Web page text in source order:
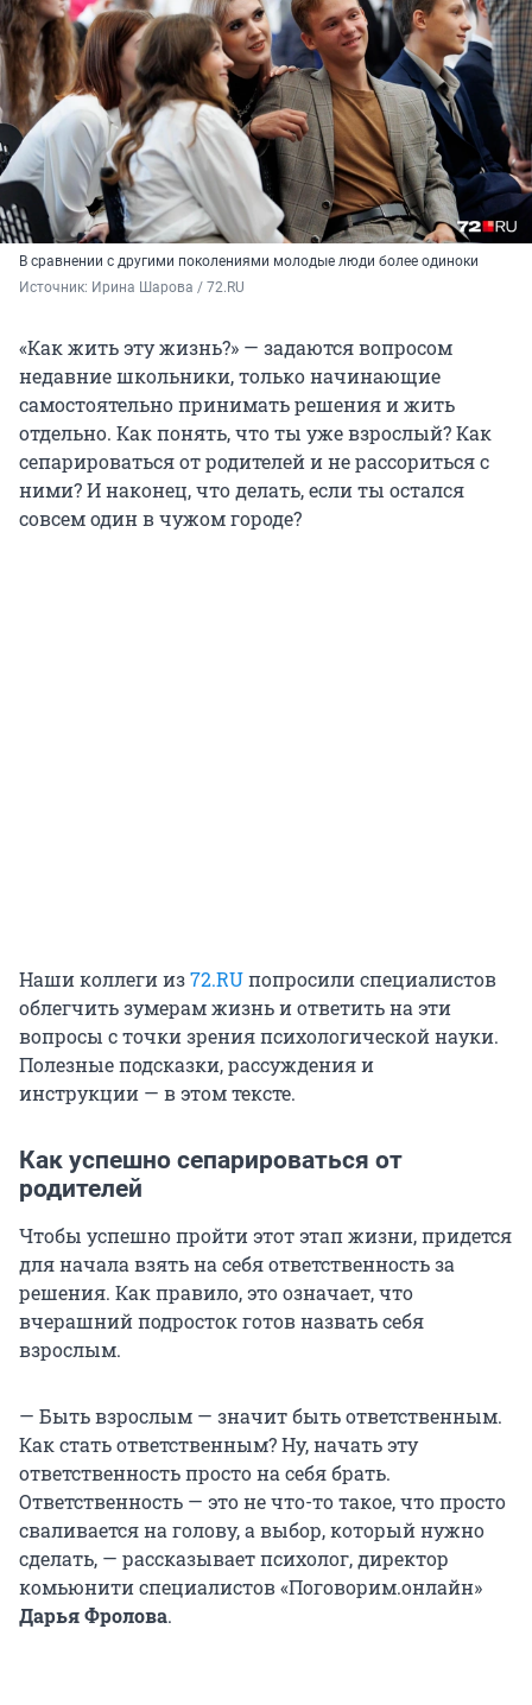
В сравнении с другими поколениями молодые люди более одиноки
Источник: Ирина Шарова / 72.RU
«Как жить эту жизнь?» — задаются вопросом
недавние школьники, только начинающие
самостоятельно принимать решения и жить
отдельно. Как понять, что ты уже взрослый? Как
сепарироваться от родителей и не рассориться с
ними? И наконец, что делать, если ты остался
совсем один в чужом городе?
Наши коллеги из72.RUпопросили специалистов
облегчить зумерам жизнь и ответить на эти
вопросы с точки зрения психологической науки.
Полезные подсказки, рассуждения и
инструкции — в этом тексте.
Как успешно сепарироваться от
родителей
Чтобы успешно пройти этот этап жизни, придется
для начала взять на себя ответственность за
решения. Как правило, это означает, что
вчерашний подросток готов назвать себя
взрослым.
— Быть взрослым — значит быть ответственным.
Как стать ответственным? Ну, начать эту
ответственность просто на себя брать.
Ответственность — это не что-то такое, что просто
сваливается на голову, а выбор, который нужно
сделать, — рассказывает психолог, директор
комьюнити специалистов «Поговорим.онлайн»
Дарья Фролова.